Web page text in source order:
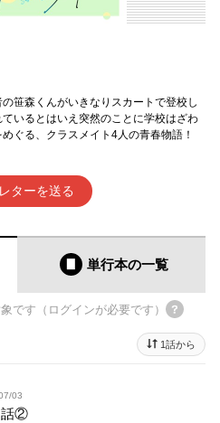
笹森くんがいきなりスカートで登校し
いるとはいえ突然のことに学校はざわ
ぐる、クラスメイト4人の青春物語！
ターを送る
単行本の一覧
です（ログインが必要です）
1話から
03
話②